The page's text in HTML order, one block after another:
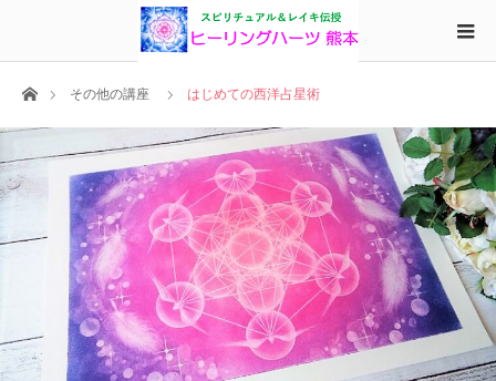
ホームその他の講座 はじめての西洋占星術